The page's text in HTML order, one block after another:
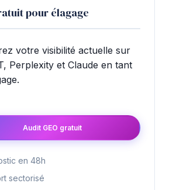
pour élagage
votre visibilité actuelle sur
Perplexity et Claude en tant
Audit GEO gratuit
en 48h
sectorisé